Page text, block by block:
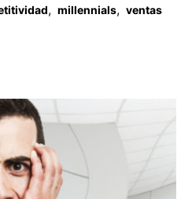
, millennials, ventas